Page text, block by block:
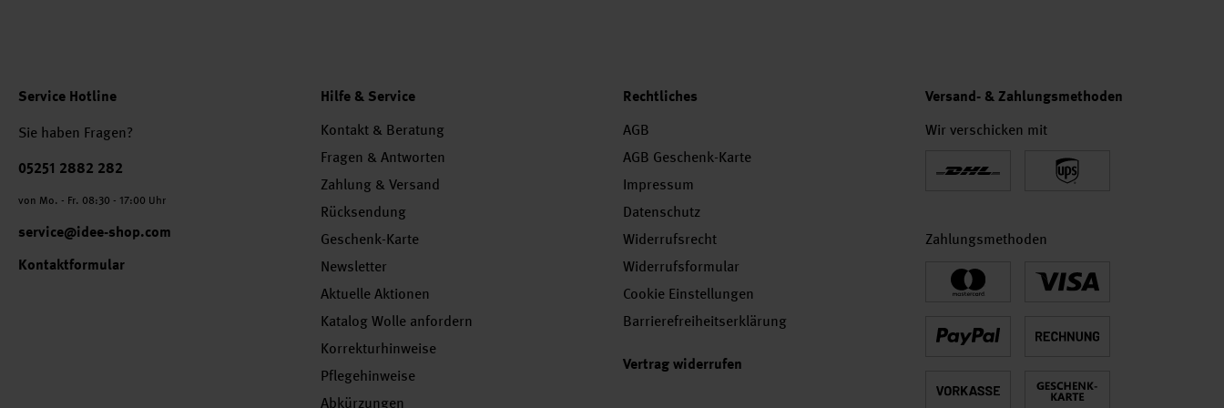
Service Hotline
Sie haben Fragen?
Telefonnummer
05251 2882 282
von Mo. - Fr. 08:30 - 17:00 Uhr
service@idee-shop.com
Kontaktformular
Hilfe & Service
Kontakt & Beratung
Fragen & Antworten
Zahlung & Versand
Rücksendung
Geschenk-Karte
Newsletter
Aktuelle Aktionen
Katalog Wolle anfordern
Korrekturhinweise
Pflegehinweise
Abkürzungen
Rechtliches
AGB
AGB Geschenk-Karte
Impressum
Datenschutz
Widerrufsrecht
Widerrufsformular
Cookie Einstellungen
Barrierefreiheitserklärung
Vertrag widerrufen
Versand- & Zahlungsmethoden
Wir verschicken mit
Zahlungsmethoden